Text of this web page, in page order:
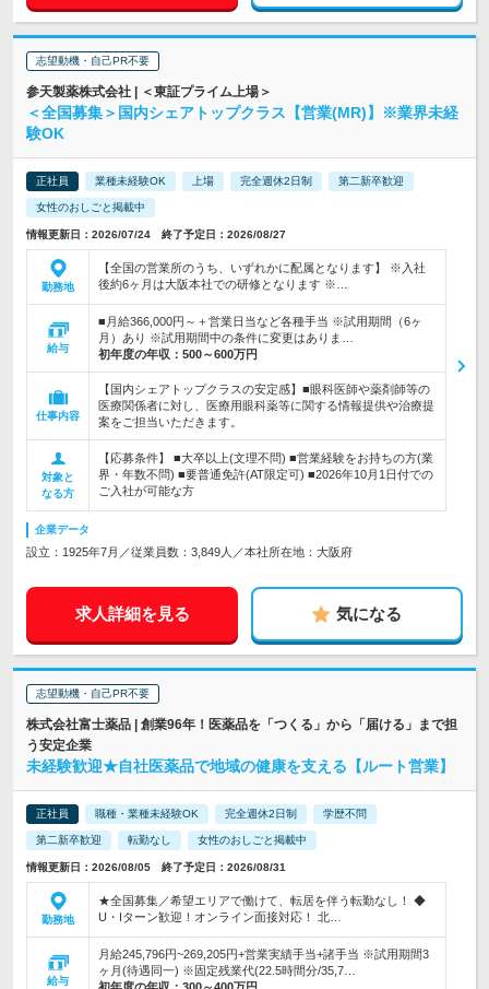
志望動機・自己PR不要
参天製薬株式会社 | ＜東証プライム上場＞
＜全国募集＞国内シェアトップクラス【営業(MR)】※業界未経
験OK
正社員 業種未経験OK 上場 完全週休2日制 第二新卒歓迎
女性のおしごと掲載中
情報更新日：2026/07/24 終了予定日：2026/08/27
勤務地
【全国の営業所のうち、いずれかに配属となります】 ※入社
後約6ヶ月は大阪本社での研修となります ※…
給与
■月給366,000円～＋営業日当など各種手当 ※試用期間（6ヶ
月）あり ※試用期間中の条件に変更はありま…
初年度の年収： 500～600万円
仕事内容
【国内シェアトップクラスの安定感】■眼科医師や薬剤師等の
医療関係者に対し、医療用眼科薬等に関する情報提供や治療提
案をご担当いただきます。
対象と
なる方
【応募条件】 ■大卒以上(文理不問) ■営業経験をお持ちの方(業
界・年数不問) ■要普通免許(AT限定可) ■2026年10月1日付での
ご入社が可能な方
企業データ
設立：1925年7月／従業員数：3,849人／本社所在地：大阪府
求人詳細を見る 気になる
志望動機・自己PR不要
株式会社富士薬品 | 創業96年！医薬品を「つくる」から「届ける」まで担
う安定企業
未経験歓迎★自社医薬品で地域の健康を支える【ルート営業】
正社員 職種・業種未経験OK 完全週休2日制 学歴不問
第二新卒歓迎 転勤なし 女性のおしごと掲載中
情報更新日：2026/08/05 終了予定日：2026/08/31
勤務地
★全国募集／希望エリアで働けて、転居を伴う転勤なし！ ◆
U・Iターン歓迎！オンライン面接対応！ 北…
給与
月給245,796円~269,205円+営業実績手当+諸手当 ※試用期間3
ヶ月(待遇同一) ※固定残業代(22.5時間分/35,7…